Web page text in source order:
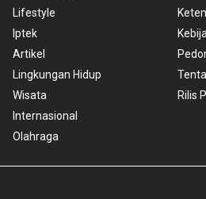
Lifestyle
Iptek
Artikel
Lingkungan Hidup
Wisata
Internasional
Olahraga
Rilis